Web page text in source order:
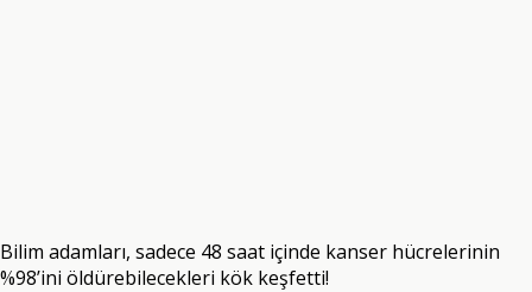
Bilim adamları, sadece 48 saat içinde kanser hücrelerinin
%98’ini öldürebilecekleri kök keşfetti!